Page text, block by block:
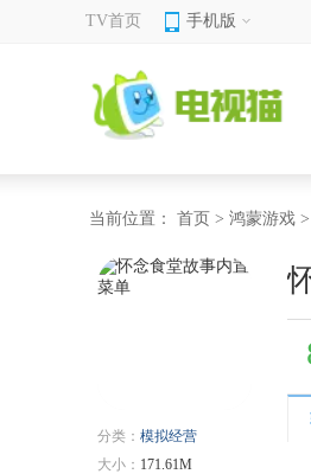
TV首页 手机版
当前位置： 首页 > 鸿蒙游戏 >
分类： 模拟经营
大小： 171.61M